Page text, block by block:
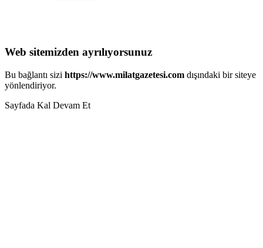
Web sitemizden ayrılıyorsunuz
Bu bağlantı sizi https://www.milatgazetesi.com dışındaki bir siteye
yönlendiriyor.
Sayfada Kal Devam Et